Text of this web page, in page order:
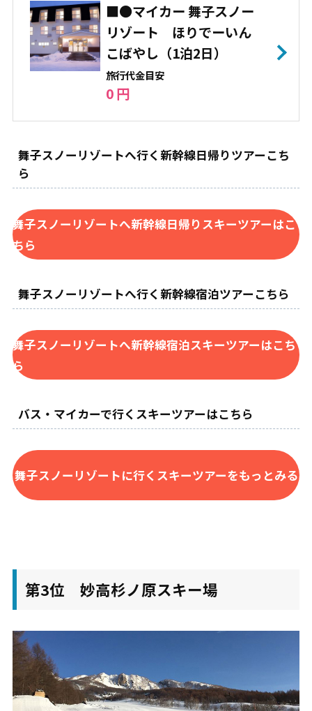
■●マイカー 舞子スノー
リゾート ほりでーいん
こばやし（1泊2日）
旅⾏代⾦⽬安
0 円
舞子スノーリゾートへ行く新幹線日帰りツアーこち
ら
舞子スノーリゾートへ新幹線日帰りスキーツアーはこ
ちら
舞子スノーリゾートへ行く新幹線宿泊ツアーこちら
舞子スノーリゾートへ新幹線宿泊スキーツアーはこち
ら
バス・マイカーで行くスキーツアーはこちら
舞子スノーリゾートに行くスキーツアーをもっとみる
第3位 妙高杉ノ原スキー場